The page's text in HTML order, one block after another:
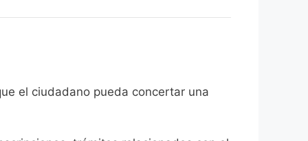
el ciudadano pueda concertar una